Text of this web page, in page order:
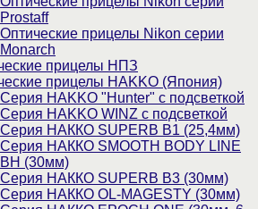
Prostaff
Оптические прицелы Nikon серии
Monarch
прицелы НПЗ
прицелы HAKKO (Япония)
Cерия HAKKO "Hunter" с подсветкой
Серия НAKKO WINZ с подсветкой
Серия НАККО SUPERB B1 (25,4мм)
Серия НАККО SMOOTH BODY LINE
BH (30мм)
Серия НАККО SUPERB B3 (30мм)
Серия НАККО OL-MAGESTY (30мм)